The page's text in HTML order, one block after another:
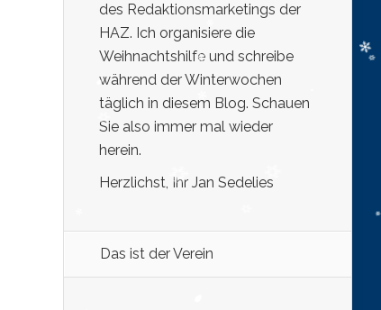
des Redaktionsmarketings der
HAZ. Ich organisiere die
Weihnachtshilfe und schreibe
während der Winterwochen
täglich in diesem Blog. Schauen
Sie also immer mal wieder
herein.
Herzlichst, Ihr Jan Sedelies
Das ist der Verein